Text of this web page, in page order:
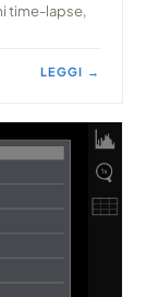
time-lapse,
LEGGI →